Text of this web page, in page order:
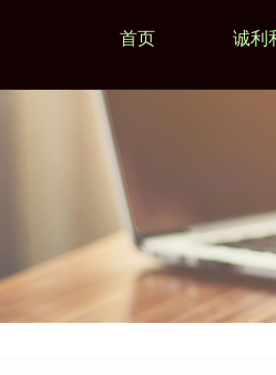
首页 诚利